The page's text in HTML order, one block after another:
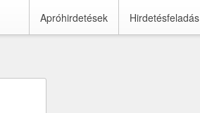
Apróhirdetések Hirdetésfeladás